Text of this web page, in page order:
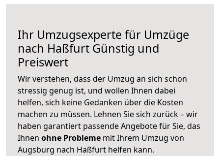
Ihr Umzugsexperte für Umzüge
nach Haßfurt Günstig und
Preiswert
Wir verstehen, dass der Umzug an sich schon
stressig genug ist, und wollen Ihnen dabei
helfen, sich keine Gedanken über die Kosten
machen zu müssen. Lehnen Sie sich zurück – wir
haben garantiert passende Angebote für Sie, das
Ihnen ohne Probleme mit Ihrem Umzug von
Augsburg nach Haßfurt helfen kann.